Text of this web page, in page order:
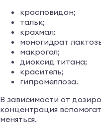
кросповидон;
тальк;
крахмал;
моногидрат
макрогол;
диоксид титана;
краситель;
гипромеллоза.
В зависимости от
концентрация
меняться.